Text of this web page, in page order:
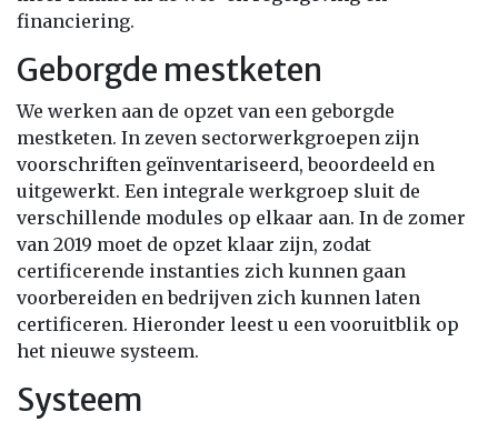
financiering.
Geborgde mestketen
We werken aan de opzet van een geborgde
mestketen. In zeven sectorwerkgroepen zijn
voorschriften geïnventariseerd, beoordeeld en
uitgewerkt. Een integrale werkgroep sluit de
verschillende modules op elkaar aan. In de zomer
van 2019 moet de opzet klaar zijn, zodat
certificerende instanties zich kunnen gaan
voorbereiden en bedrijven zich kunnen laten
certificeren. Hieronder leest u een vooruitblik op
het nieuwe systeem.
Systeem